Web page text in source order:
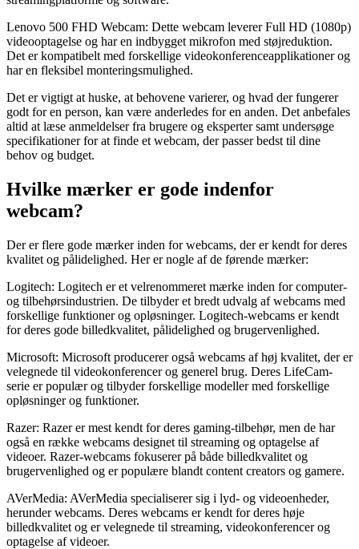
Lenovo 500 FHD Webcam: Dette webcam leverer Full HD (1080p)
videooptagelse og har en indbygget mikrofon med støjreduktion.
Det er kompatibelt med forskellige videokonferenceapplikationer og
har en fleksibel monteringsmulighed.
Det er vigtigt at huske, at behovene varierer, og hvad der fungerer
godt for en person, kan være anderledes for en anden. Det anbefales
altid at læse anmeldelser fra brugere og eksperter samt undersøge
specifikationer for at finde et webcam, der passer bedst til dine
behov og budget.
Hvilke mærker er gode indenfor
webcam?
Der er flere gode mærker inden for webcams, der er kendt for deres
kvalitet og pålidelighed. Her er nogle af de førende mærker:
Logitech: Logitech er et velrenommeret mærke inden for computer-
og tilbehørsindustrien. De tilbyder et bredt udvalg af webcams med
forskellige funktioner og opløsninger. Logitech-webcams er kendt
for deres gode billedkvalitet, pålidelighed og brugervenlighed.
Microsoft: Microsoft producerer også webcams af høj kvalitet, der er
velegnede til videokonferencer og generel brug. Deres LifeCam-
serie er populær og tilbyder forskellige modeller med forskellige
opløsninger og funktioner.
Razer: Razer er mest kendt for deres gaming-tilbehør, men de har
også en række webcams designet til streaming og optagelse af
videoer. Razer-webcams fokuserer på både billedkvalitet og
brugervenlighed og er populære blandt content creators og gamere.
AVerMedia: AVerMedia specialiserer sig i lyd- og videoenheder,
herunder webcams. Deres webcams er kendt for deres høje
billedkvalitet og er velegnede til streaming, videokonferencer og
optagelse af videoer.